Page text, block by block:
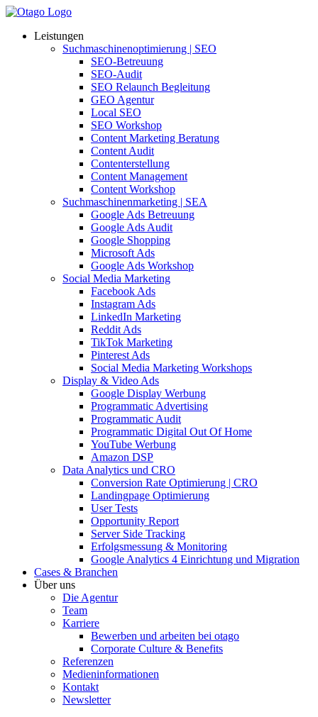
Leistungen
Suchmaschinenoptimierung | SEO
SEO-Betreuung
SEO-Audit
SEO Relaunch Begleitung
GEO Agentur
Local SEO
SEO Workshop
Content Marketing Beratung
Content Audit
Contenterstellung
Content Management
Content Workshop
Suchmaschinenmarketing | SEA
Google Ads Betreuung
Google Ads Audit
Google Shopping
Microsoft Ads
Google Ads Workshop
Social Media Marketing
Facebook Ads
Instagram Ads
LinkedIn Marketing
Reddit Ads
TikTok Marketing
Pinterest Ads
Social Media Marketing Workshops
Display & Video Ads
Google Display Werbung
Programmatic Advertising
Programmatic Audit
Programmatic Digital Out Of Home
YouTube Werbung
Amazon DSP
Data Analytics und CRO
Conversion Rate Optimierung | CRO
Landingpage Optimierung
User Tests
Opportunity Report
Server Side Tracking
Erfolgsmessung & Monitoring
Google Analytics 4 Einrichtung und Migration
Cases & Branchen
Über uns
Die Agentur
Team
Karriere
Bewerben und arbeiten bei otago
Corporate Culture & Benefits
Referenzen
Medieninformationen
Kontakt
Newsletter